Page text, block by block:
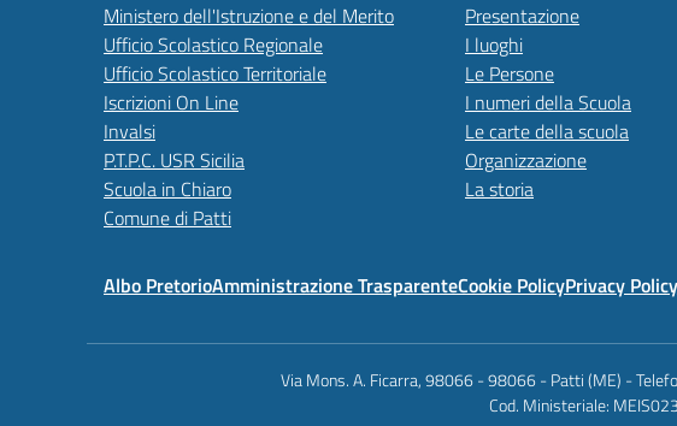
Ministero dell'Istruzione e del Merito
Ufficio Scolastico Regionale
Ufficio Scolastico Territoriale
Iscrizioni On Line
Invalsi
P.T.P.C. USR Sicilia
Scuola in Chiaro
Comune di Patti
Presentazione
I luoghi
Le Persone
I numeri della Scuola
Le carte della scuola
Organizzazione
La storia
Albo PretorioAmministrazione TrasparenteCookie PolicyPrivacy Policy
Via Mons. A. Ficarra, 98066 - 98066 - Patti (ME) -
Cod. Ministeriale: